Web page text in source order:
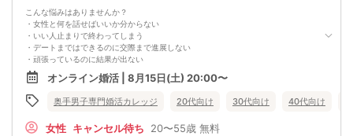
こんな悩みはありませんか？
・女性と何を話せばいいか分からない
・いい人止まりで終わってしまう
・デートまではできるのに交際まで進展しない
・頑張っているのに結果が出ない
・何が原因なのか分からない
・このまま続けても彼女ができる気がしない
これまで500名以上の
奥手男子の恋愛・婚活相談に乗ってきて、
それは、
オンライン婚活 | 8月15日(土) 20:00〜
奥手男子専門婚活カレッジ 20代向け 30代向け 40代向け
女性 キャンセル待ち 20〜55歳 無料